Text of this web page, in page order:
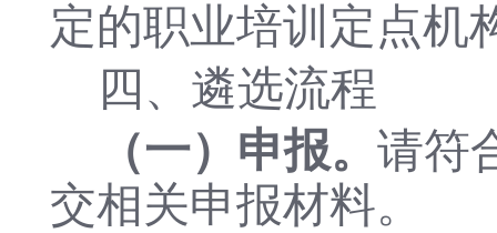
定的职业培训定点机
四、遴选流程
（一）申报。 请符
交相关申报材料。